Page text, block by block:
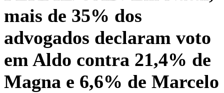
mais de 35% dos
advogados declaram voto
em Aldo contra 21,4% de
Magna e 6,6% de Marcelo